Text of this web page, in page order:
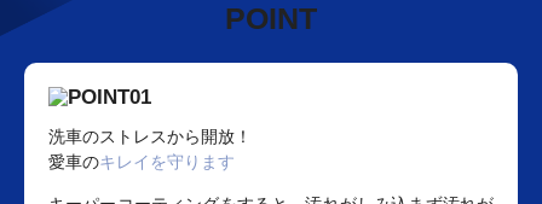
POINT
洗車のストレスから開放！
愛車のキレイを守ります